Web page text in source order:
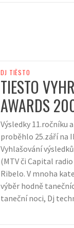
DJ TIËSTO
TIESTO
AWARDS
Výsledky 11.ročníku
proběhlo 25.září na
Vyhlašování
(MTV či Capital
Ribelo. V mnoha
výběr hodně
taneční noci, Dj